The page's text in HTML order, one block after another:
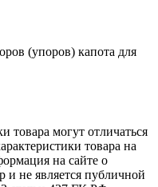
(упоров) капота для
товара могут отличаться
товара на
на сайте о
и не является публичной